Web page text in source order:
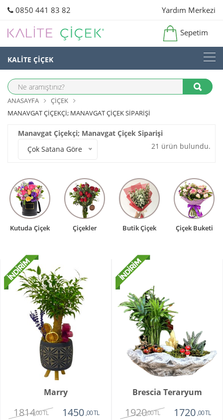
0850 441 83 82 Yardım Merkezi
Sepetim
KALİTE ÇİÇEK
ANASAYFA
ÇIÇEK
MANAVGAT ÇIÇEKÇI; MANAVGAT ÇIÇEK SIPARIŞI
Manavgat Çiçekçi; Manavgat Çiçek Siparişi
Çok Satana Göre
21 ürün bulundu.
Kutuda Çiçek Çiçekler Butik Çiçek Çiçek Buketi
Marry
1814,00 TL 1450 ,00 TL
Brescia Teraryum
1920,00 TL 1720 ,00 TL